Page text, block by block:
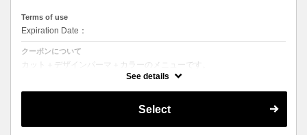
Terms of use
Expiration Date：
クーポンについて
カット＋デザインパーマ＋カラーのメニューです。
デザインパーマ、スパイラルパーマ、ハードパーマ、ツイストパーマな
M ¥＋1100 L¥＋1650 LL¥＋2200
See details
Select